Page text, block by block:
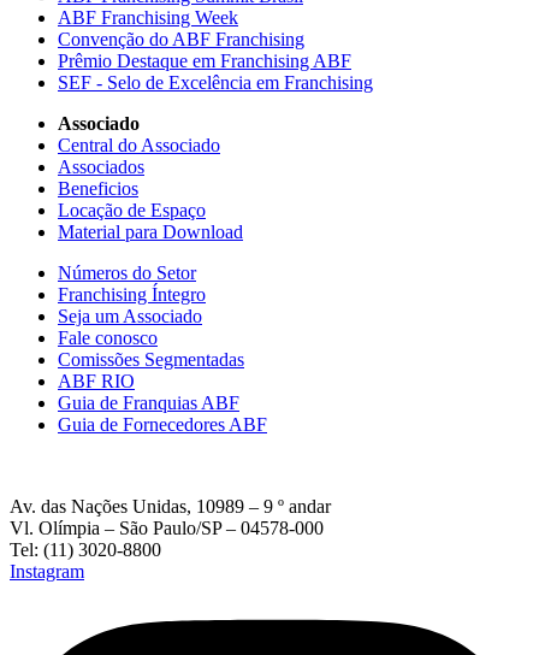
ABF Franchising Week
Convenção do ABF Franchising
Prêmio Destaque em Franchising ABF
SEF - Selo de Excelência em Franchising
Associado
Central do Associado
Associados
Beneficios
Locação de Espaço
Material para Download
Números do Setor
Franchising Íntegro
Seja um Associado
Fale conosco
Comissões Segmentadas
ABF RIO
Guia de Franquias ABF
Guia de Fornecedores ABF
Av. das Nações Unidas, 10989 – 9 º andar
Vl. Olímpia – São Paulo/SP – 04578-000
Tel: (11) 3020-8800
Instagram